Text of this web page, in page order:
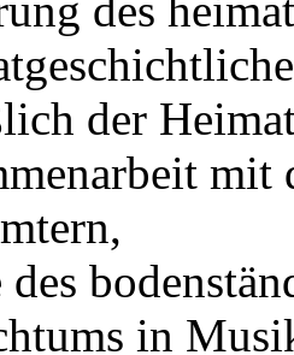
der
mit
in